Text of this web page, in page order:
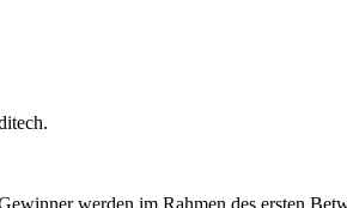
werden im Rahmen des ersten